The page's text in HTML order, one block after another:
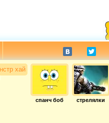
спанч боб стрелялки